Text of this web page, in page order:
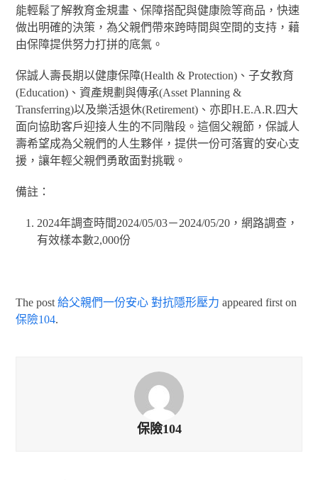
能輕鬆了解教育金規畫、保障搭配與健康險等商品，快速
做出明確的決策，為父親們帶來跨時間與空間的支持，藉
由保障提供努力打拼的底氣。
保誠人壽長期以健康保障(Health & Protection)、子女教育
(Education)、資產規劃與傳承(Asset Planning &
Transferring)以及樂活退休(Retirement)、亦即H.E.A.R.四大
面向協助客戶迎接人生的不同階段。這個父親節，保誠人
壽希望成為父親們的人生夥伴，提供一份可落實的安心支
援，讓年輕父親們勇敢面對挑戰。
備註：
2024年調查時間2024/05/03－2024/05/20，網路調查，
有效樣本數2,000份
The post給父親們一份安心 對抗隱形壓力 appeared first on
保險104.
保險104